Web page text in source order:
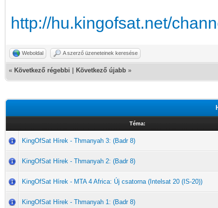
http://hu.kingofsat.net/
Weboldal A szerző üzeneteinek keresése
« Következő régebbi Következő újabb »
Téma:
KingOfSat Hírek - Thmanyah 3: (Badr 8)
KingOfSat Hírek - Thmanyah 2: (Badr 8)
KingOfSat Hírek - MTA 4 Africa: Új csatorna (Intelsat 20 (IS-20))
KingOfSat Hírek - Thmanyah 1: (Badr 8)